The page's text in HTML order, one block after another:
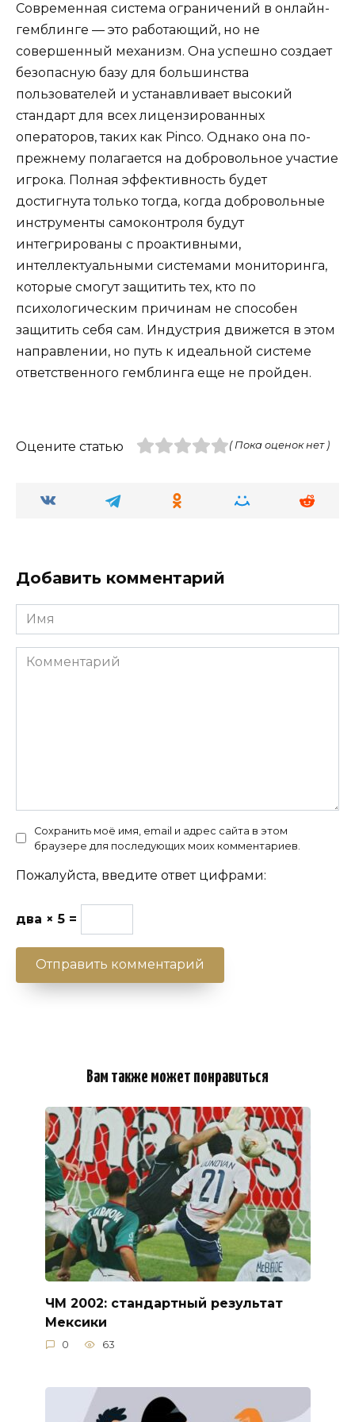
Современная система ограничений в онлайн-
гемблинге — это работающий, но не
совершенный механизм. Она успешно создает
безопасную базу для большинства
пользователей и устанавливает высокий
стандарт для всех лицензированных
операторов, таких как Pinco. Однако она по-
прежнему полагается на добровольное участие
игрока. Полная эффективность будет
достигнута только тогда, когда добровольные
инструменты самоконтроля будут
интегрированы с проактивными,
интеллектуальными системами мониторинга,
которые смогут защитить тех, кто по
психологическим причинам не способен
защитить себя сам. Индустрия движется в этом
направлении, но путь к идеальной системе
ответственного гемблинга еще не пройден.
Оцените статью ( Пока оценок нет )
Добавить комментарий
Имя
Комментарий
Сохранить моё имя, email и адрес сайта в этом
браузере для последующих моих комментариев.
Пожалуйста, введите ответ цифрами:
два × 5 =
Вам также может понравиться
ЧМ 2002: стандартный результат
Мексики
0 63